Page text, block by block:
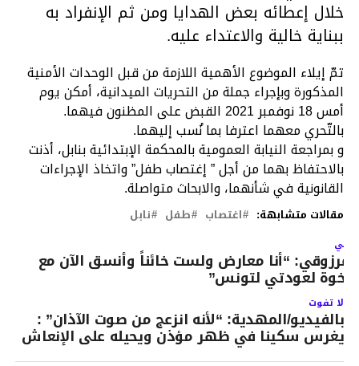
خلال إعطائه بعض الهدايا ومن ثم الإنفراد به
ببناية خالية والاعتداء عليه.
تمّ إيلاء الموضوع الأهمية اللازمة من قبل الوحدات الأمنية
المذكورة وبإجراء جملة من التحريات الميدانية، أمكن يوم
أمس 18 نوفمبر 2021 القبض على المظنون فيهما.
بالتّحري معهما اعترفا بما نُسب إليهما.
و بمراجعة النيابة العمومية بالمحكمة الإبتدائية بنابل، أذنت
بالاحتفاظ بهما من أجل ” إغتصاب طفل” واتخاذ الإجراءات
القانونية في شأنهما، والابحاث متواصلة.
مقالات متشابهة: اغتصاب طفل نابل
“أنا معارض ولست خائناً وأنسق الآن مع
لعودتي لتونس”
لا تفوت
بالفيديو/المهدية: “لأنه انزعج من صوت الآذان” :
يغرس سكينا في ظهر مؤذن ويحيله على الإنعاش